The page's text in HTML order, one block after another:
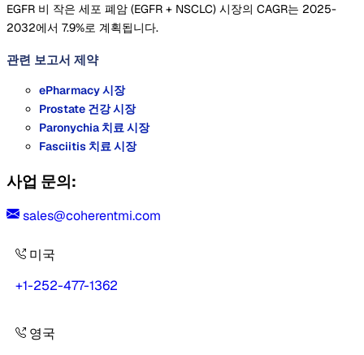
EGFR 비 작은 세포 폐암 (EGFR + NSCLC) 시장의 CAGR는 2025-
2032에서 7.9%로 계획됩니다.
관련 보고서 제약
ePharmacy 시장
Prostate 건강 시장
Paronychia 치료 시장
Fasciitis 치료 시장
사업 문의:
sales@coherentmi.com
미국
+1-252-477-1362
영국